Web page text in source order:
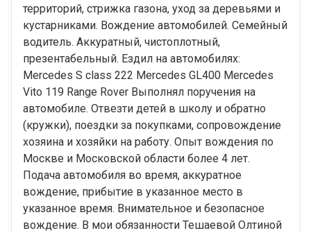
территорий, стрижка газона, уход за деревьями и
кустарниками. Вождение автомобилей. Семейный
водитель. Аккуратный, чистоплотный,
презентабельный. Ездил на автомобилях:
Mercedes S class 222 Mercedes GL400 Mercedes
Vito 119 Range Rover Выполнял поручения на
автомобиле. Отвезти детей в школу и обратно
(кружки), поездки за покупками, сопровождение
хозяина и хозяйки на работу. Опыт вождения по
Москве и Московской области более 4 лет.
Подача автомобиля во время, аккуратное
вождение, прибытие в указанное место в
указанное время. Внимательное и безопасное
вождение. В мои обязанности Тешаевой Олтиной